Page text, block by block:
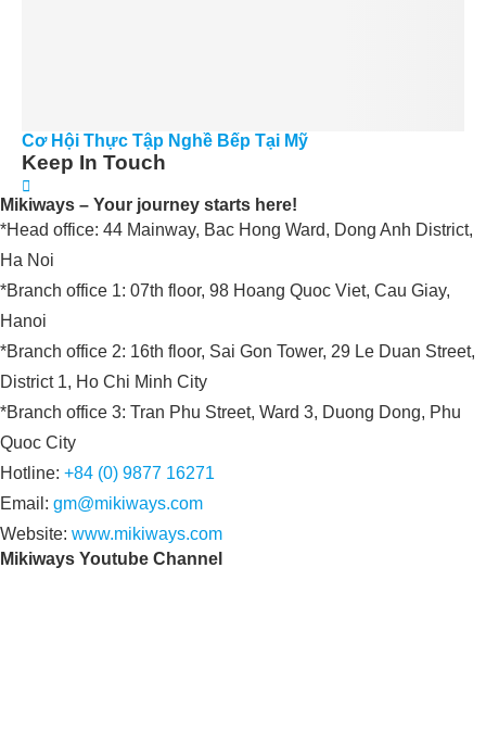
Cơ Hội Thực Tập Nghề Bếp Tại Mỹ
Keep In Touch
Mikiways – Your journey starts here!
*Head office: 44 Mainway, Bac Hong Ward, Dong Anh District,
Ha Noi
*Branch office 1: 07th floor, 98 Hoang Quoc Viet, Cau Giay,
Hanoi
*Branch office 2: 16th floor, Sai Gon Tower, 29 Le Duan Street,
District 1, Ho Chi Minh City
*Branch office 3: Tran Phu Street, Ward 3, Duong Dong, Phu
Quoc City
Hotline: +84 (0) 9877 16271
Email: gm@mikiways.com
Website: www.mikiways.com
Mikiways Youtube Channel